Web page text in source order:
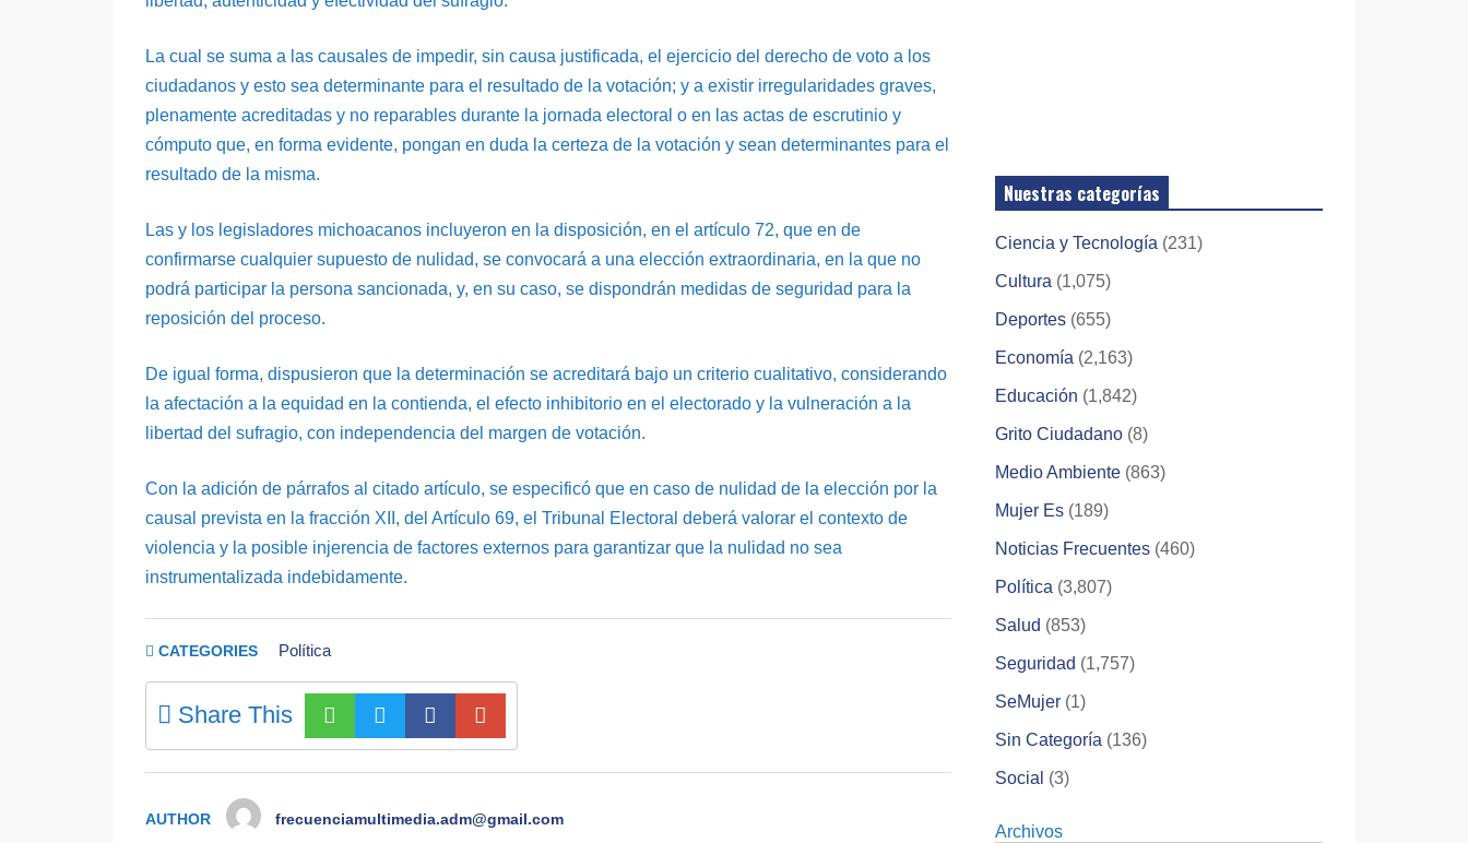
La cual se suma a las causales de impedir, sin causa justificada, el ejercicio del derecho de voto a los
ciudadanos y esto sea determinante para el resultado de la votación; y a existir irregularidades graves,
plenamente acreditadas y no reparables durante la jornada electoral o en las actas de escrutinio y
cómputo que, en forma evidente, pongan en duda la certeza de la votación y sean determinantes para el
resultado de la misma.
Las y los legisladores michoacanos incluyeron en la disposición, en el artículo 72, que en de
confirmarse cualquier supuesto de nulidad, se convocará a una elección extraordinaria, en la que no
podrá participar la persona sancionada, y, en su caso, se dispondrán medidas de seguridad para la
reposición del proceso.
De igual forma, dispusieron que la determinación se acreditará bajo un criterio cualitativo, considerando
la afectación a la equidad en la contienda, el efecto inhibitorio en el electorado y la vulneración a la
libertad del sufragio, con independencia del margen de votación.
Con la adición de párrafos al citado artículo, se especificó que en caso de nulidad de la elección por la
causal prevista en la fracción XII, del Artículo 69, el Tribunal Electoral deberá valorar el contexto de
violencia y la posible injerencia de factores externos para garantizar que la nulidad no sea
instrumentalizada indebidamente.
CATEGORIES Política
Share This
AUTHOR frecuenciamultimedia.adm@gmail.com
Nuestras categorías
Ciencia y Tecnología (231)
Cultura (1,075)
Deportes (655)
Economía (2,163)
Educación (1,842)
Grito Ciudadano (8)
Medio Ambiente (863)
Mujer Es (189)
Noticias Frecuentes (460)
Política (3,807)
Salud (853)
Seguridad (1,757)
SeMujer (1)
Sin Categoría (136)
Social (3)
Archivos